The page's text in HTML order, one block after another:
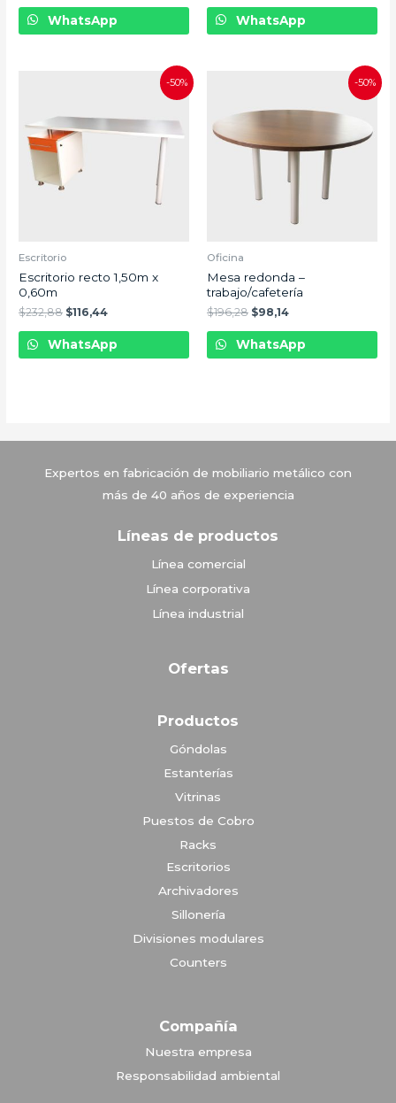
WhatsApp WhatsApp
-50%
Escritorio
Escritorio recto 1,50m x
0,60m
$232,88 $116,44
WhatsApp
-50%
Oficina
Mesa redonda –
trabajo/cafetería
$196,28 $98,14
WhatsApp
Expertos en fabricación de mobiliario metálico con
más de 40 años de experiencia
Líneas de productos
Línea comercial
Línea corporativa
Línea industrial
Ofertas
Productos
Góndolas
Estanterías
Vitrinas
Puestos de Cobro
Racks
Escritorios
Archivadores
Sillonería
Divisiones modulares
Counters
Compañía
Nuestra empresa
Responsabilidad ambiental